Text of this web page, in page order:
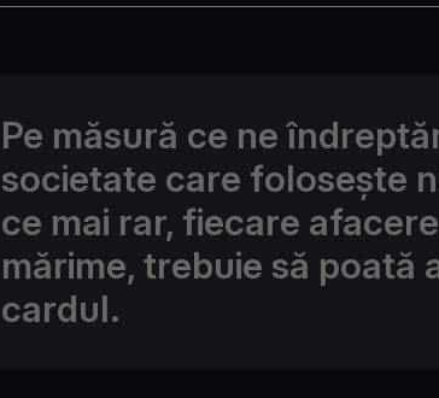
Pe măsură ce ne
societate care folosește
ce mai rar, fiecare
mărime, trebuie să poată
cardul.